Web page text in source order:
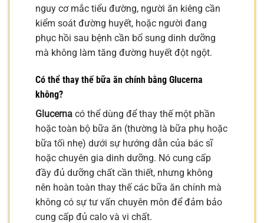
nguy cơ mắc tiểu đường, người ăn kiêng cần
kiểm soát đường huyết, hoặc người đang
phục hồi sau bệnh cần bổ sung dinh dưỡng
mà không làm tăng đường huyết đột ngột.
Có thể thay thế bữa ăn chính bằng Glucerna
không?
Glucerna có thể dùng để thay thế một phần
hoặc toàn bộ bữa ăn (thường là bữa phụ hoặc
bữa tối nhẹ) dưới sự hướng dẫn của bác sĩ
hoặc chuyên gia dinh dưỡng. Nó cung cấp
đầy đủ dưỡng chất cần thiết, nhưng không
nên hoàn toàn thay thế các bữa ăn chính mà
không có sự tư vấn chuyên môn để đảm bảo
cung cấp đủ calo và vi chất.